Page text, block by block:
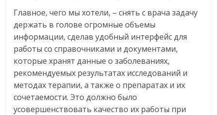
Главное, чего мы хотели, – снять с врача задачу
держать в голове огромные объемы
информации, сделав удобный интерфейс для
работы со справочниками и документами,
которые хранят данные о заболеваниях,
рекомендуемых результатах исследований и
методах терапии, а также о препаратах и их
сочетаемости. Это должно было
усовершенствовать качество их работы при